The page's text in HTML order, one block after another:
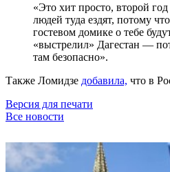
«Это хит просто, второй
людей туда ездят, потому
гостевом домике о тебе
«выстрелил» Дагестан —
там безопасно».
Также Ломидзе добавила, что в
Версия для печати
Все новости